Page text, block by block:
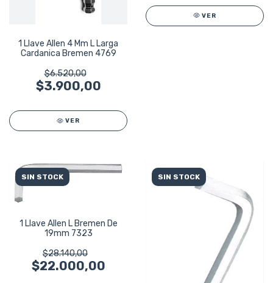
1 Llave Allen 4 Mm L Larga
Cardanica Bremen 4769
$6.520,00
$3.900,00
VER
VER
SIN STOCK
1 Llave Allen L Bremen De
19mm 7323
$28.140,00
$22.000,00
SIN STOCK